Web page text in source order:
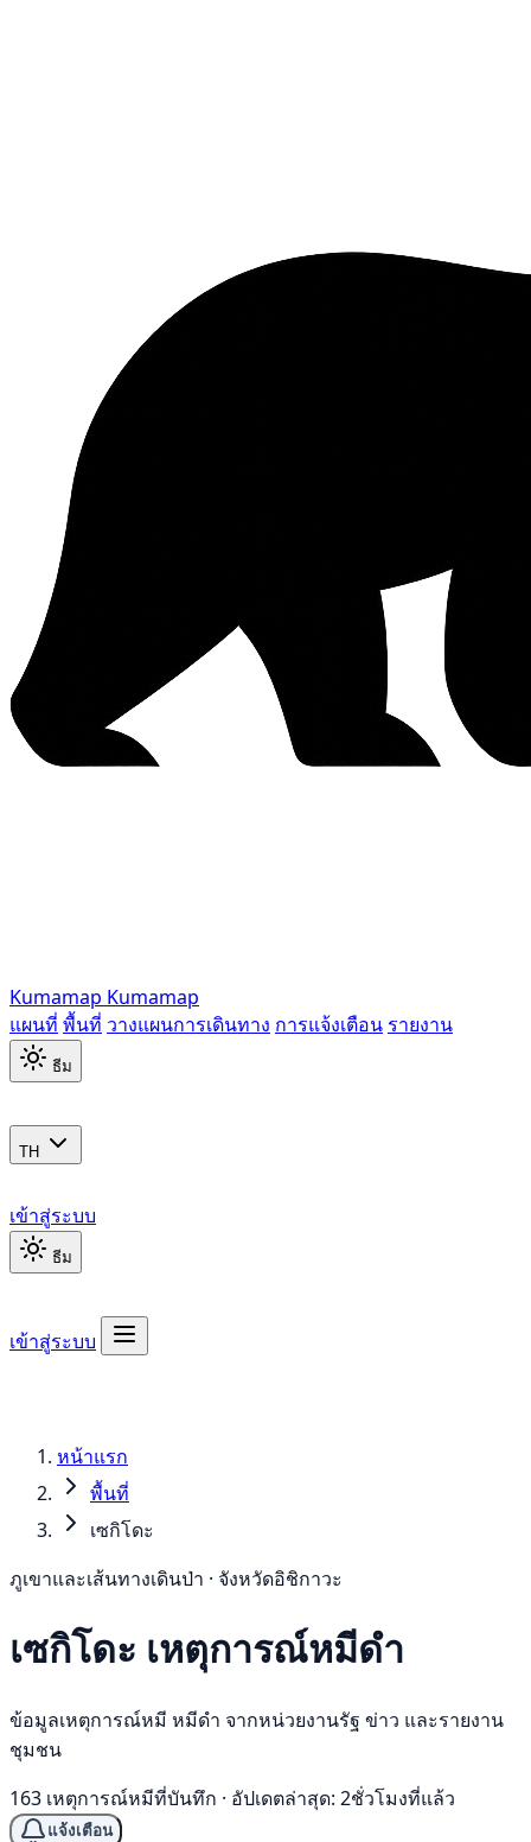
Kumamap Kumamap
แผนที่ พื้นที่ วางแผนการเดินทาง การแจ้งเตือน รายงาน
ธีม
TH
เข้าสู่ระบบ
ธีม
เข้าสู่ระบบ
หน้าแรก
พื้นที่
เซกิโดะ
ภูเขาและเส้นทางเดินป่า · จังหวัดอิชิกาวะ
เซกิโดะ เหตุการณ์หมีดำ
ข้อมูลเหตุการณ์หมี หมีดำ จากหน่วยงานรัฐ ข่าว และรายงาน
ชุมชน
163 เหตุการณ์หมีที่บันทึก · อัปเดตล่าสุด: 2ชั่วโมงที่แล้ว
แจ้งเตือน